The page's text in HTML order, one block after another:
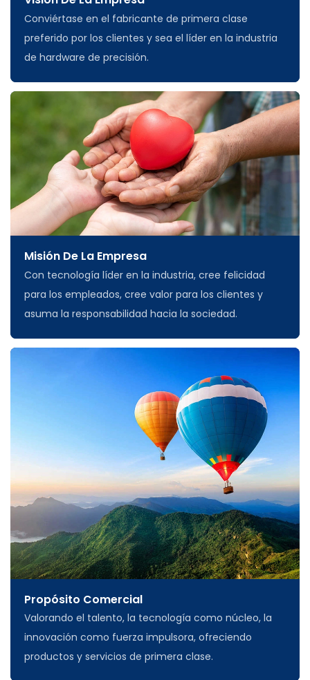
Conviértase en el fabricante de primera clase
preferido por los clientes y sea el líder en la industria
de hardware de precisión.
Misión De La Empresa
Con tecnología líder en la industria, cree felicidad
para los empleados, cree valor para los clientes y
asuma la responsabilidad hacia la sociedad.
Propósito Comercial
Valorando el talento, la tecnología como núcleo, la
innovación como fuerza impulsora, ofreciendo
productos y servicios de primera clase.